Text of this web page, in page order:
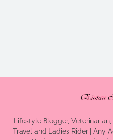
Lifestyle Blogger,
Travel and Ladies Rider | Any